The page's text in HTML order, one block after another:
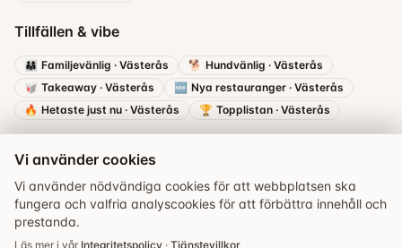
Tillfällen & vibe
👨‍👩‍👧 Familjevänlig · Västerås 🐕 Hundvänlig · Västerås
🥡 Takeaway · Västerås 🆕 Nya restauranger · Västerås
🔥 Hetaste just nu · Västerås 🏆 Topplistan · Västerås
Boka bord
Vi använder cookies
Vi använder nödvändiga cookies för att webbplatsen ska
fungera och valfria analyscookies för att förbättra innehåll och
prestanda.
Läs mer i vår Integritetspolicy · Tjänstevillkor